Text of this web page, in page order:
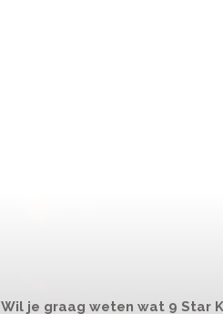
Wil je graag weten wat 9 Star